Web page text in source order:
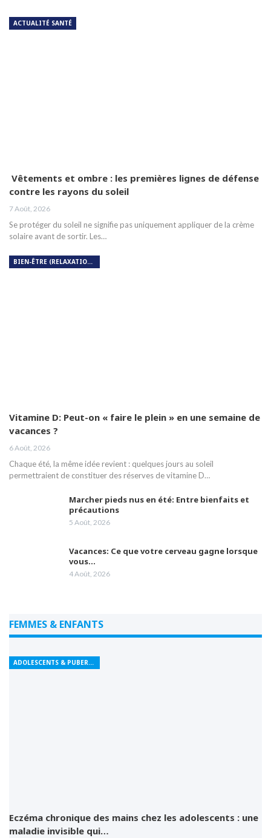
ACTUALITÉ SANTÉ
Vêtements et ombre : les premières lignes de défense
contre les rayons du soleil
7 Août, 2026
Se protéger du soleil ne signifie pas uniquement appliquer de la crème
solaire avant de sortir. Les…
BIEN-ÊTRE (RELAXATION, MÉDITATION, SOIN DU CORPS)
Vitamine D: Peut-on « faire le plein » en une semaine de
vacances ?
6 Août, 2026
Chaque été, la même idée revient : quelques jours au soleil
permettraient de constituer des réserves de vitamine D…
Marcher pieds nus en été: Entre bienfaits et
précautions
5 Août, 2026
Vacances: Ce que votre cerveau gagne lorsque
vous…
4 Août, 2026
FEMMES & ENFANTS
ADOLESCENTS & PUBERTÉ
Eczéma chronique des mains chez les adolescents : une
maladie invisible qui…